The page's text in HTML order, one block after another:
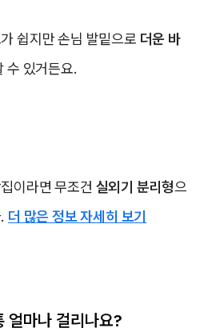
쉽지만 손님 발밑으로 더운 바
수 있거든요.
이라면 무조건 실외기 분리형으
더 많은 정보 자세히 보기
얼마나 걸리나요?